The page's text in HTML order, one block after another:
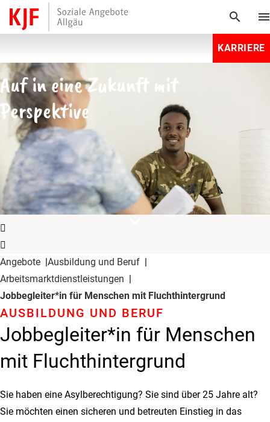
search
KARRIERE
Auf in eine Zukunft mit
Perspektive
expand_more
Angebote
Ausbildung und Beruf
Arbeitsmarkt­dienstleistungen
Jobbegleiter*in für Menschen mit Fluchthintergrund
Jobbegleiter*in für Menschen
mit Fluchthintergrund
AUSBILDUNG UND BERUF
Sie haben eine Asylberechtigung? Sie sind über 25 Jahre alt?
Sie möchten einen sicheren und betreuten Einstieg in das